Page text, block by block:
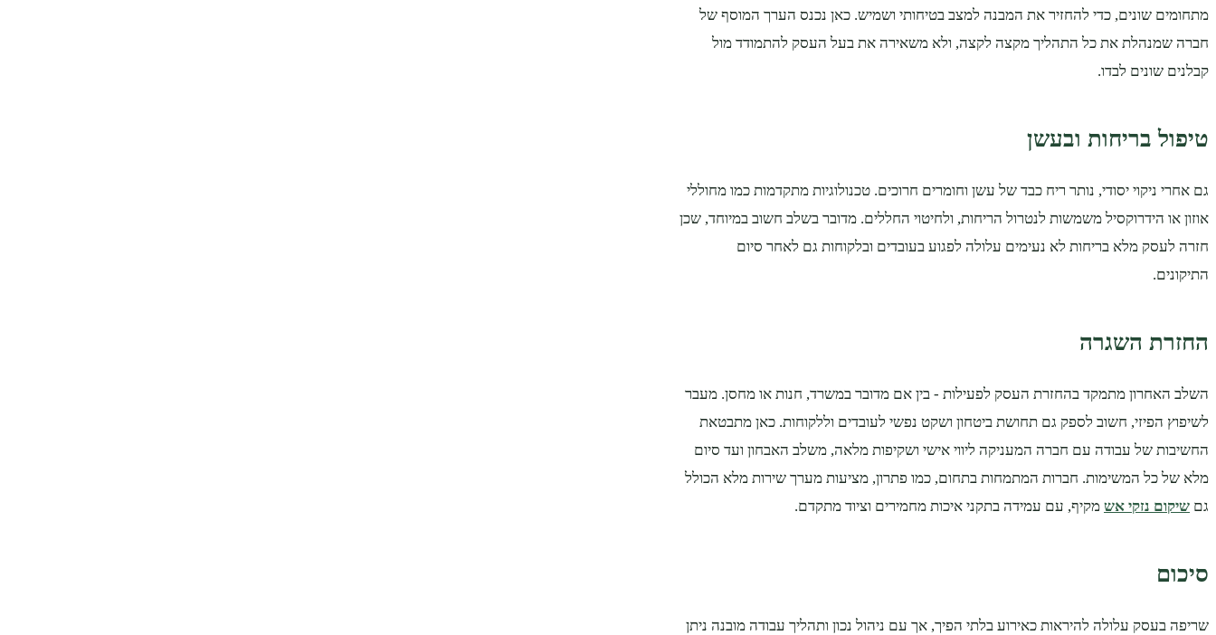
מתחומים שונים, כדי להחזיר את המבנה למצב בטיחותי ושמיש. כאן נכנס הערך המוסף של
חברה שמנהלת את כל התהליך מקצה לקצה, ולא משאירה את בעל העסק להתמודד מול
קבלנים שונים לבדו.
טיפול בריחות ובעשן
גם אחרי ניקוי יסודי, נותר ריח כבד של עשן וחומרים חרוכים. טכנולוגיות מתקדמות כמו מחוללי
אוזון או הידרוקסיל משמשות לנטרול הריחות, ולחיטוי החללים. מדובר בשלב חשוב במיוחד, שכן
חזרה לעסק מלא בריחות לא נעימים עלולה לפגוע בעובדים ובלקוחות גם לאחר סיום
התיקונים.
החזרת השגרה
השלב האחרון מתמקד בהחזרת העסק לפעילות - בין אם מדובר במשרד, חנות או מחסן. מעבר
לשיפוץ הפיזי, חשוב לספק גם תחושת ביטחון ושקט נפשי לעובדים וללקוחות. כאן מתבטאת
החשיבות של עבודה עם חברה המעניקה ליווי אישי ושקיפות מלאה, משלב האבחון ועד סיום
מלא של כל המשימות. חברות המתמחות בתחום, כמו פתרון, מציעות מערך שירות מלא הכולל
גם שיקום נזקי אש מקיף, עם עמידה בתקני איכות מחמירים וציוד מתקדם.
סיכום
שריפה בעסק עלולה להיראות כאירוע בלתי הפיך, אך עם ניהול נכון ותהליך עבודה מובנה ניתן